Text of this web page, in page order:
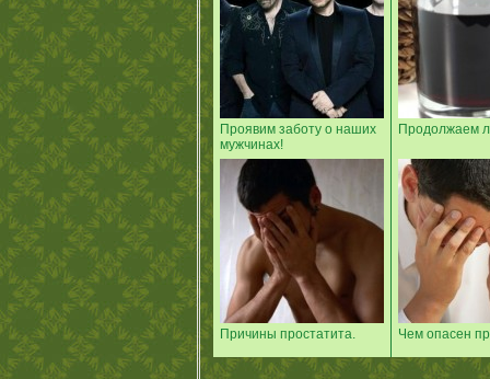
Проявим заботу о наших
мужчинах!
Продолжаем
Причины простатита. Чем опасен